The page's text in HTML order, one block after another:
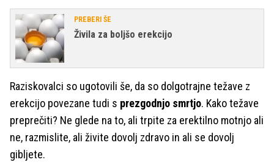
PREBERI ŠE
Živila za boljšo erekcijo
Raziskovalci so ugotovili še, da so dolgotrajne težave z
erekcijo povezane tudi s prezgodnjo smrtjo. Kako težave
preprečiti? Ne glede na to, ali trpite za erektilno motnjo ali
ne, razmislite, ali živite dovolj zdravo in ali se dovolj
gibljete.